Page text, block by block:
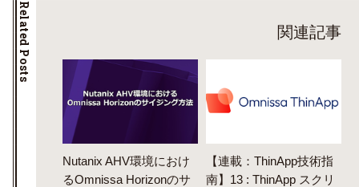
Related Posts 関連記事
Nutanix AHV環境におけ
るOmnissa Horizonのサ
【連載：ThinApp技術指
南】13 : ThinApp スクリ